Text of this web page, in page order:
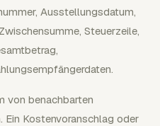
Ausstellungsdatum,
Steuerzeile,
von benachbarten
Ein Kostenvoranschlag oder